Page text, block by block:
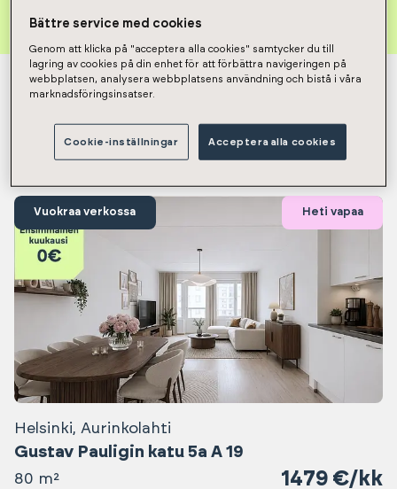
Näytetään tulokset 1-12 / 1309
Heti vapaat asunnot
Vuokraa verkossa Heti vapaa
Helsinki, Aurinkolahti
Gustav Pauligin katu 5a A 19
80 m² 1479 €/kk
Bättre service med cookies
Genom att klicka på "acceptera alla cookies" samtycker du till
lagring av cookies på din enhet för att förbättra navigeringen på
webbplatsen, analysera webbplatsens användning och bistå i våra
marknadsföringsinsatser.
Cookie-inställningar Acceptera alla cookies